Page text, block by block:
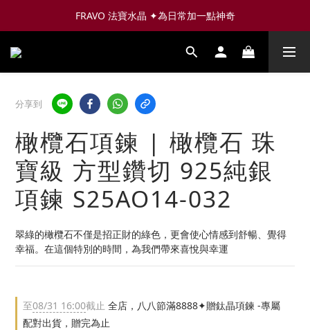
FRAVO 法寶水晶 ✦為日常加一點神奇
分享到
橄欖石項鍊 | 橄欖石 珠
寶級 方型鑽切 925純銀
項鍊 S25AO14-032
翠綠的橄欖石不僅是招正財的綠色，更會使心情感到舒暢、覺得
幸福。在這個特別的時間，為我們帶來喜悅與幸運​
至08/31 16:00截止 全店，八八節滿8888✦贈鈦晶項鍊 -專屬
配對出貨，贈完為止